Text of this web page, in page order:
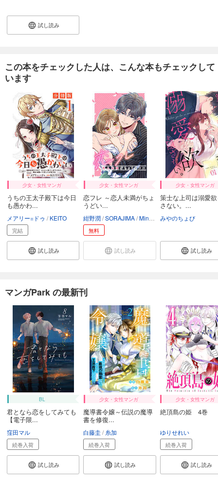
試し読み
この本をチェックした人は、こんな本もチェックして
います
少女・女性マンガ
うちの王太子殿下は今日
も愚かわ...
メアリー=ドゥ KEITO
完結
試し読み
少女・女性マンガ
恋フレ ～恋人未満がちょ
うどい...
紺野潤 SORAJIMA Minto Studio
無料
試し読み
少女・女性マンガ
策士な上司は溺愛
さない。...
みやのちょび
試し読み
マンガPark の最新刊
BL
君となら恋をしてみても
【電子限...
窪田マル
続巻入荷
試し読み
少女・女性マンガ
魔導書令嬢～伝説の魔導
書を修復...
白藤圭 糸加
続巻入荷
試し読み
少女・女性マンガ
絶頂島の姫 4巻
ゆりせれい
続巻入荷
試し読み